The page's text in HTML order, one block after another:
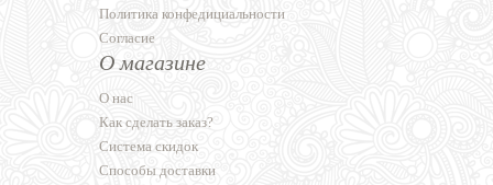
Политика конфедициальности
Согласие
О магазине
О нас
Как сделать заказ?
Система скидок
Способы доставки